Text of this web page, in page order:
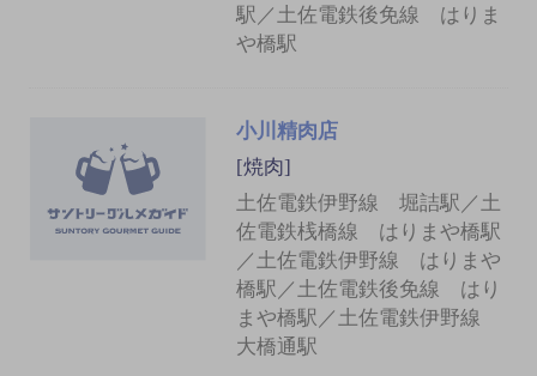
駅／土佐電鉄後免線 はりま
や橋駅
小川精肉店
[焼肉]
土佐電鉄伊野線 堀詰駅／土
佐電鉄桟橋線 はりまや橋駅
／土佐電鉄伊野線 はりまや
橋駅／土佐電鉄後免線 はり
まや橋駅／土佐電鉄伊野線
大橋通駅